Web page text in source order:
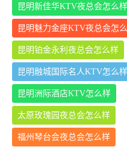
昆明新佳华KTV夜总会怎么样
昆明魅力金座KTV夜总会怎
昆明铂金永利夜总会怎么样
昆明融城国际名人KTV怎么样
昆明洲际酒店KTV怎么样
太原玫瑰园夜总会怎么样
福州琴台会夜总会怎么样